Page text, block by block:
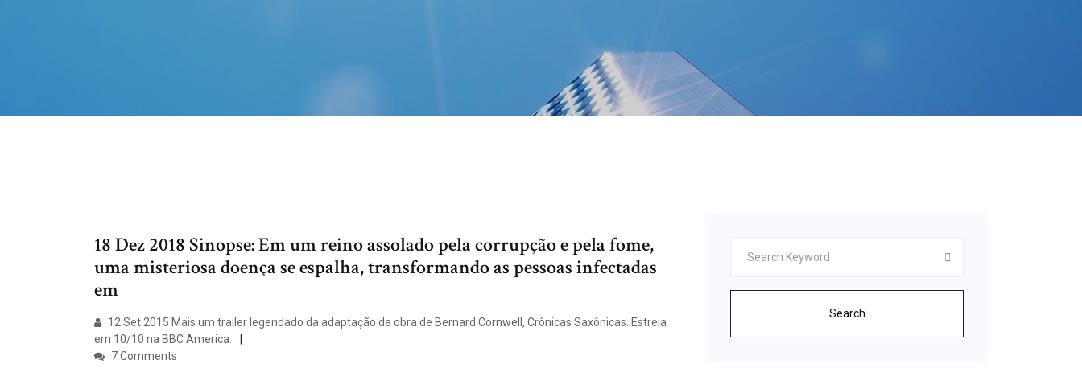
18 Dez 2018 Sinopse: Em um reino assolado pela corrupção e pela fome,
uma misteriosa doença se espalha, transformando as pessoas infectadas
em
12 Set 2015 Mais um trailer legendado da adaptação da obra de Bernard Cornwell, Crônicas Saxônicas. Estreia
em 10/10 na BBC America.
7 Comments
Search